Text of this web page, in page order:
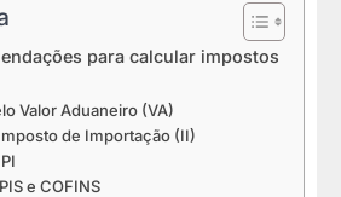
para calcular impostos
Valor Aduaneiro (VA)
de Importação (II)
e COFINS